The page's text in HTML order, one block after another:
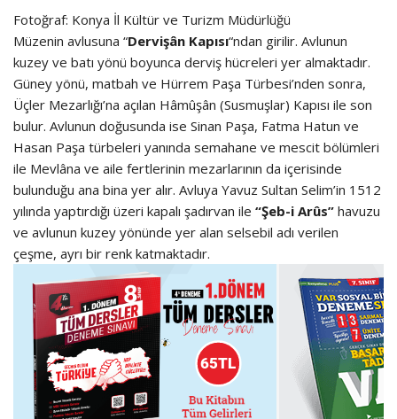
Fotoğraf: Konya İl Kültür ve Turizm Müdürlüğü
Müzenin avlusuna “Dervişân Kapısı“ndan girilir. Avlunun
kuzey ve batı yönü boyunca derviş hücreleri yer almaktadır.
Güney yönü, matbah ve Hürrem Paşa Türbesi’nden sonra,
Üçler Mezarlığı’na açılan Hâmûşân (Susmuşlar) Kapısı ile son
bulur. Avlunun doğusunda ise Sinan Paşa, Fatma Hatun ve
Hasan Paşa türbeleri yanında semahane ve mescit bölümleri
ile Mevlâna ve aile fertlerinin mezarlarının da içerisinde
bulunduğu ana bina yer alır. Avluya Yavuz Sultan Selim’in 1512
yılında yaptırdığı üzeri kapalı şadırvan ile “Şeb-i Arûs” havuzu
ve avlunun kuzey yönünde yer alan selsebil adı verilen
çeşme, ayrı bir renk katmaktadır.